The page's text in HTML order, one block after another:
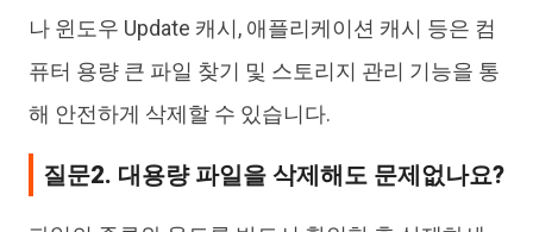
나 윈도우 Update 캐시, 애플리케이션 캐시 등은 컴
퓨터 용량 큰 파일 찾기 및 스토리지 관리 기능을 통
해 안전하게 삭제할 수 있습니다.
질문2. 대용량 파일을 삭제해도 문제없나요?